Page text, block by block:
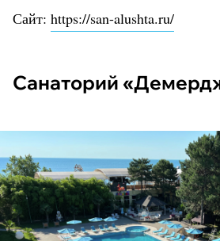
Сайт: https://san-alushta.ru/
Санаторий